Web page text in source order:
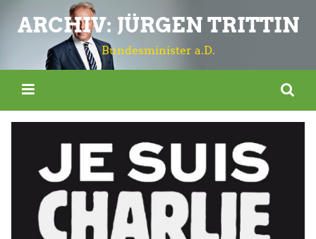
ARCHIV: JÜRGEN TRITTIN
Bundesminister a.D.